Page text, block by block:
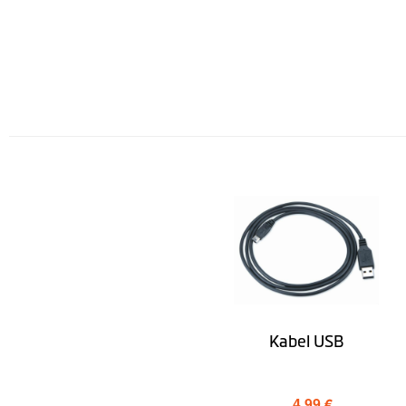
Symulacja trasy w tunelu
Tryb dla aut o dużych gabarytach(TRUCK)
Kabel USB